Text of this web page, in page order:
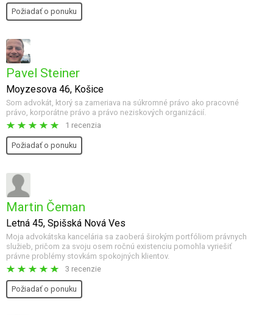
Požiadať o ponuku
Pavel Steiner
Moyzesova 46, Košice
Som advokát, ktorý sa zameriava na súkromné právo ako pracovné
právo, korporátne právo a právo neziskových organizácií.
1 recenzia
Požiadať o ponuku
Martin Čeman
Letná 45, Spišská Nová Ves
Moja advokátska kancelária sa zaoberá širokým portfóliom právnych
služieb, pričom za svoju osem ročnú existenciu pomohla vyriešiť
právne problémy stovkám spokojných klientov.
3 recenzie
Požiadať o ponuku